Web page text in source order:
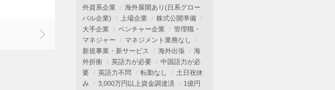
外資系企業
海外展開あり(日系グロー
バル企業)
上場企業
株式公開準備
大手企業
ベンチャー企業
管理職・
マネジャー
マネジメント業務なし
新規事業・新サービス
海外出張
海
外折衝
英語力が必要
中国語力が必
要
英語力不問 転勤なし
土日祝休
み
3,000万円以上資金調達済
1億円